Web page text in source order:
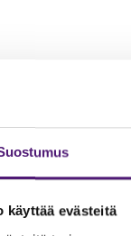
käyttää evästeitä